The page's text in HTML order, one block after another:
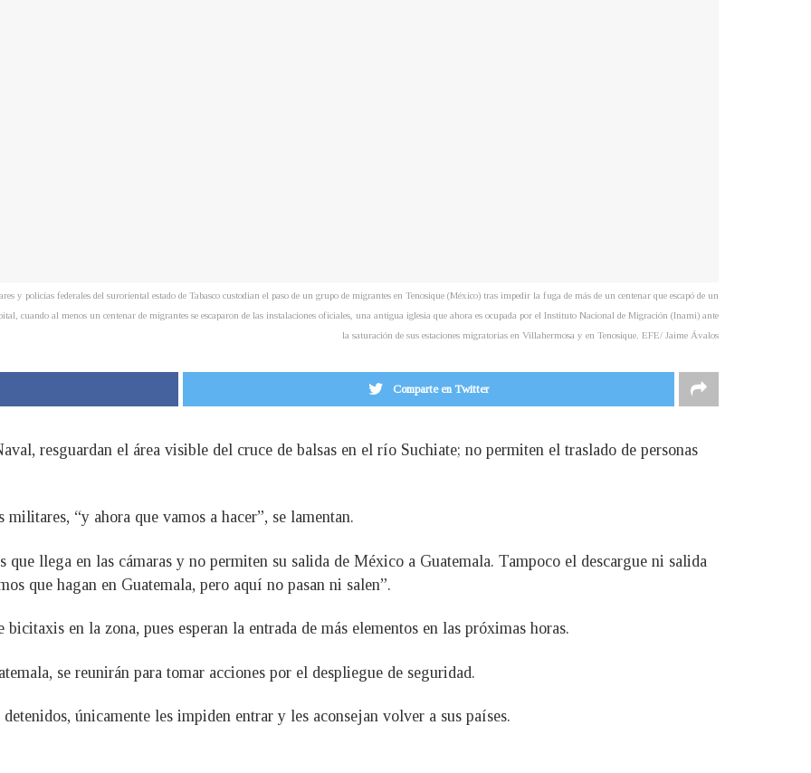
federales del suroriental estado de Tabasco custodian el paso de un grupo de migrantes en Tenosique (México) tras impedir la fuga de más de un centenar que escapó de un
cuando al menos un centenar de migrantes se escaparon de las instalaciones oficiales, una antigua iglesia que ahora es ocupada por el Instituto Nacional de Migración (Inami) ante
la saturación de sus estaciones migratorias en Villahermosa y en Tenosique. EFE/ Jaime Ávalos
Comparte en Twitter
resguardan el área visible del cruce de balsas en el río Suchiate; no permiten el traslado de personas
“y ahora que vamos a hacer”, se lamentan.
que llega en las cámaras y no permiten su salida de México a Guatemala. Tampoco el descargue ni salida
que hagan en Guatemala, pero aquí no pasan ni salen”.
en la zona, pues esperan la entrada de más elementos en las próximas horas.
se reunirán para tomar acciones por el despliegue de seguridad.
únicamente les impiden entrar y les aconsejan volver a sus países.